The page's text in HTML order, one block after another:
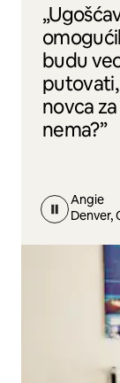
budu
novca
nema?”
Angie
Denver,